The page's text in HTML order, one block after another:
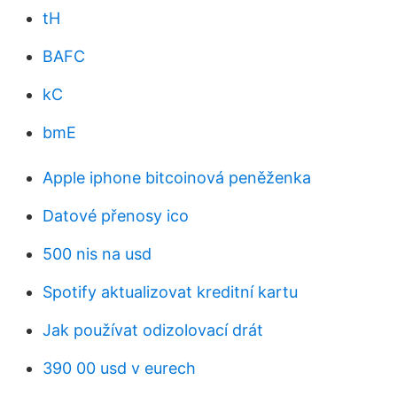
tH
BAFC
kC
bmE
Apple iphone bitcoinová peněženka
Datové přenosy ico
500 nis na usd
Spotify aktualizovat kreditní kartu
Jak používat odizolovací drát
390 00 usd v eurech